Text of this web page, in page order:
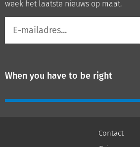
week het laatste nieuws op maat.
mailadres
When you have to be right
Contact